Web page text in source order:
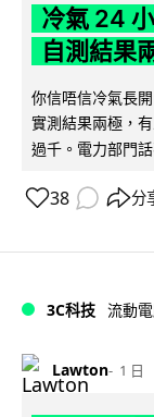
冷氣 24
自測結果
你信唔信冷氣長
實測結果兩極，
過千。電力部門
38 分
3C科技 流動
Lawton 1 日